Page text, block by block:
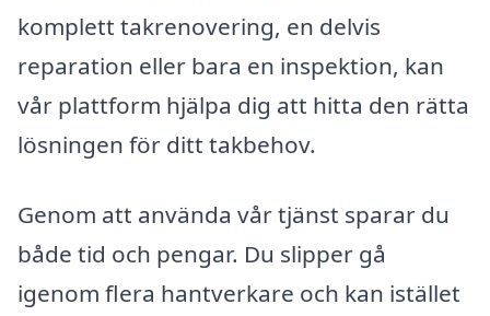
komplett takrenovering, en delvis
reparation eller bara en inspektion, kan
vår plattform hjälpa dig att hitta den rätta
lösningen för ditt takbehov.
Genom att använda vår tjänst sparar du
både tid och pengar. Du slipper gå
igenom flera hantverkare och kan istället